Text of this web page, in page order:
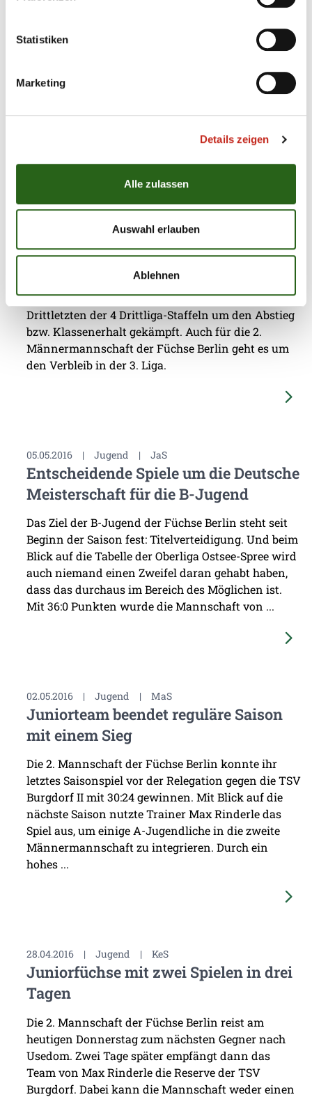
Statistiken
Marketing
Details zeigen
Alle zulassen
Auswahl erlauben
Ablehnen
B-Jugend gewinnt zweites
Meißenheim hat die B-Jugend der Füchse Berlin
das zweite Viertelfinale um die Deutsche
den TSV GWD Minden am Ende 26:16 (11:8).
Jugend | AlH
Juniorfüchse spielen Relegation in
Am morgigen Samstag, den 7. Mai, wird unter allen
Drittletzten der 4 Drittliga-Staffeln um den Abstieg
bzw. Klassenerhalt gekämpft. Auch für die 2.
Männermannschaft der Füchse Berlin geht es um
den Verbleib in der 3. Liga.
05.05.2016 | Jugend | JaS
Entscheidende Spiele um die Deutsche
Meisterschaft für die B-Jugend
Das Ziel der B-Jugend der Füchse Berlin steht seit
Beginn der Saison fest: Titelverteidigung. Und beim
Blick auf die Tabelle der Oberliga Ostsee-Spree wird
auch niemand einen Zweifel daran gehabt haben,
dass das durchaus im Bereich des Möglichen ist.
Mit 36:0 Punkten wurde die Mannschaft von ...
02.05.2016 | Jugend | MaS
Juniorteam beendet reguläre Saison
mit einem Sieg
Die 2. Mannschaft der Füchse Berlin konnte ihr
letztes Saisonspiel vor der Relegation gegen die TSV
Burgdorf II mit 30:24 gewinnen. Mit Blick auf die
nächste Saison nutzte Trainer Max Rinderle das
Spiel aus, um einige A-Jugendliche in die zweite
Männermannschaft zu integrieren. Durch ein
hohes ...
28.04.2016 | Jugend | KeS
Juniorfüchse mit zwei Spielen in drei
Tagen
Die 2. Mannschaft der Füchse Berlin reist am
heutigen Donnerstag zum nächsten Gegner nach
Usedom. Zwei Tage später empfängt dann das
Team von Max Rinderle die Reserve der TSV
Burgdorf. Dabei kann die Mannschaft weder einen